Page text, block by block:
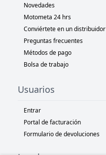
Novedades
Motometa 24 hrs
Conviértete en un distribuidor
Preguntas frecuentes
Métodos de pago
Bolsa de trabajo
Usuarios
Entrar
Portal de facturación
Formulario de devoluciones